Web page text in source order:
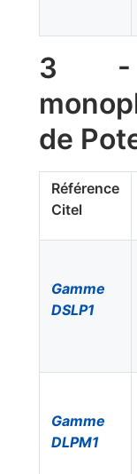
3 -
de
Référence
Citel
Gamme
DSLP1
Gamme
DLPM1